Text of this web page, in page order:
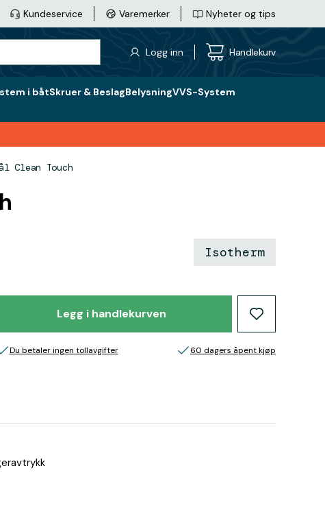
Kundeservice Varemerker Nyheter og tips
Logg inn Handlekurv
i båtSkruer & BeslagBelysningVVS-System
Clean Touch
Isotherm
Legg i handlekurven
Du betaler ingen tollavgifter 60 dagers åpent kjøp